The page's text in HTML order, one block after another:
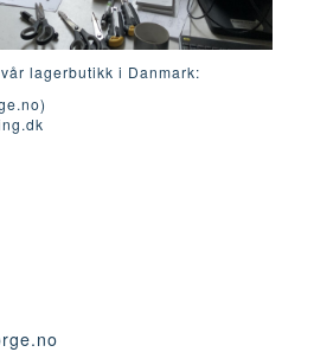
lagerbutikk i Danmark: